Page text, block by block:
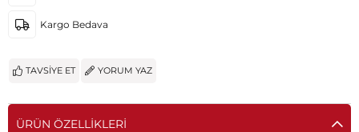
Kargo Bedava
TAVSIYE ET YORUM YAZ
ÜRÜN ÖZELLIKLERI